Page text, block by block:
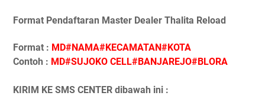
Format Pendaftaran Master Dealer Thalita Reload
Format : MD#NAMA#KECAMATAN#KOTA
Contoh : MD#SUJOKO CELL#BANJAREJO#BLORA
KIRIM KE SMS CENTER dibawah ini :